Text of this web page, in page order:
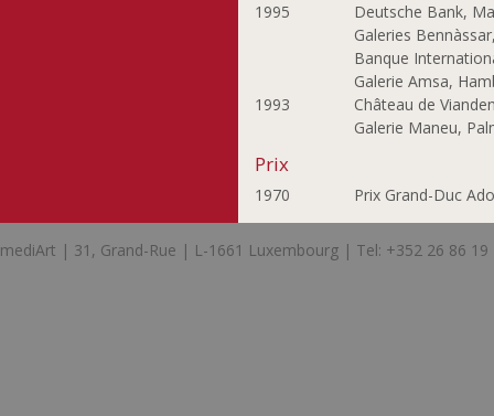
Muthofer Ben
1995
Deutsche Bank,
Galeries
Banque
Galerie Amsa,
1993
Château de
Galerie Maneu,
Prix
1970 Prix Grand-Duc
mediArt | 31, Grand-Rue | L-1661 Luxembourg | Tel: +352 26 86